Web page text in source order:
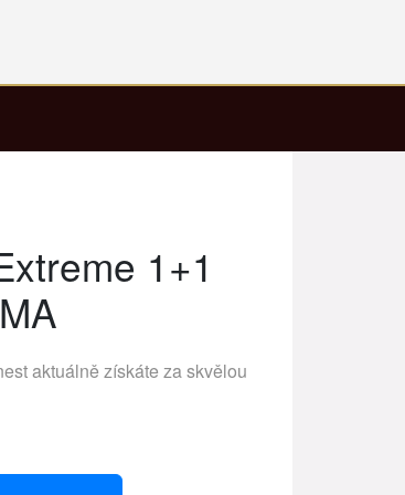
1+1
aktuálně získáte za skvělou